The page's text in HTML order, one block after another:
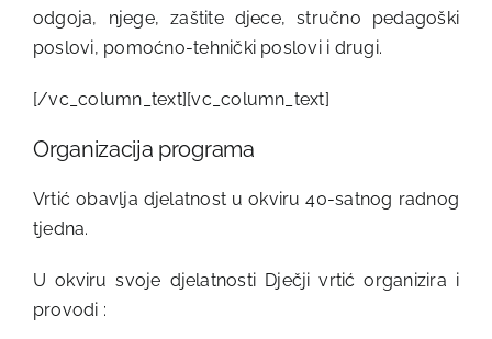
odgoja, njege, zaštite djece, stručno pedagoški
poslovi, pomoćno-tehnički poslovi i drugi.
[/vc_column_text][vc_column_text]
Organizacija programa
Vrtić obavlja djelatnost u okviru 40-satnog radnog
tjedna.
U okviru svoje djelatnosti Dječji vrtić organizira i
provodi :